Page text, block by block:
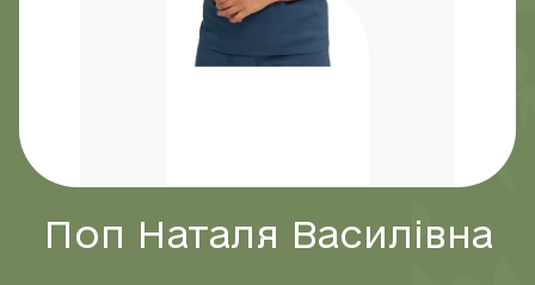
Поп Наталя Василівна